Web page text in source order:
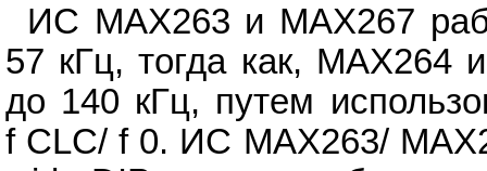
ИС MAX263 и MAX267
57 кГц, тогда как,
до 140 кГц, путем
f CLС/ f 0. ИС MAX263/